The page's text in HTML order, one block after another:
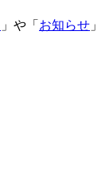
」や「 お知らせ 」